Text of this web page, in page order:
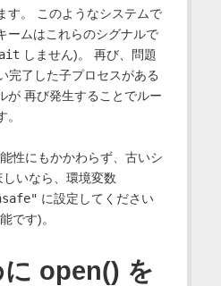
す。 このようなシステムで
ームはこれらのシグナルで
しません)。 再び、問題
完了した子プロセスがある
が 再び発生することでルー
性にもかかわらず、古いシ
いなら、環境変数
に設定してください
です)。
open() を